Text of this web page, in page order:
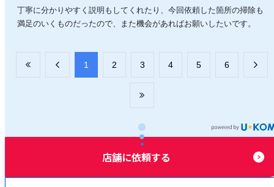
丁寧に分かりやすく説明もしてくれたり、今回依頼した箇所の掃除も
満足のいくものだったので、また機会があればお願いしたいです。
​1 ​2 ​3 ​4 ​5 ​6
店舗に依頼する